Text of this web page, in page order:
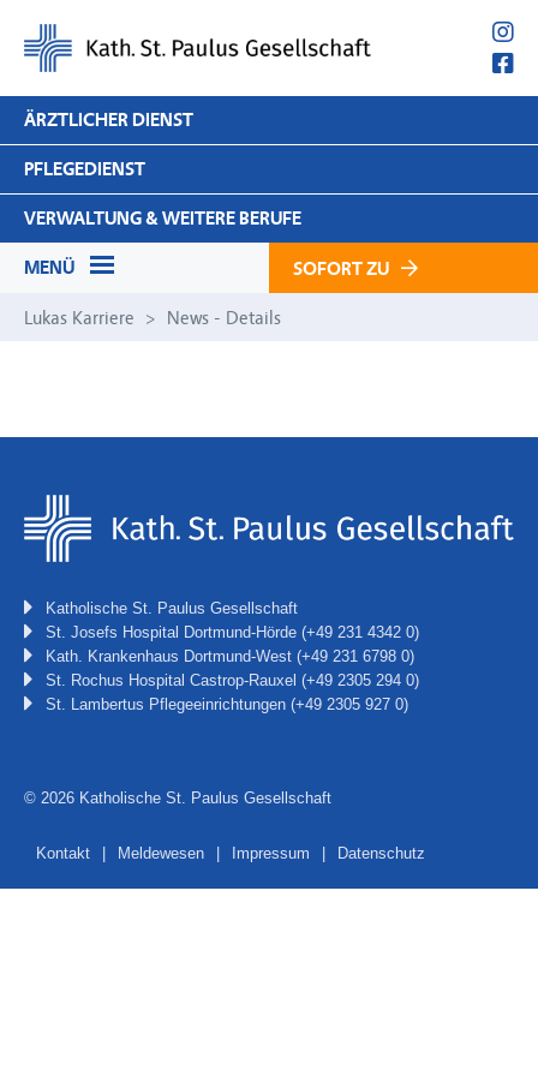
Navigation
überspringen
ÄRZTLICHER DIENST
PFLEGEDIENST
VERWALTUNG & WEITERE BERUFE
MENÜ SOFORT ZU
Navigation
Stellenangebote
Lukas Karriere News - Details
Katholische St. Paulus Gesellschaft
St. Josefs Hospital Dortmund-Hörde (+49 231 4342 0)
Kath. Krankenhaus Dortmund-West (+49 231 6798 0)
St. Rochus Hospital Castrop-Rauxel (+49 2305 294 0)
St. Lambertus Pflegeeinrichtungen (+49 2305 927 0)
© 2026 Katholische St. Paulus Gesellschaft
Navigation
Kontakt Meldewesen Impressum Datenschutz